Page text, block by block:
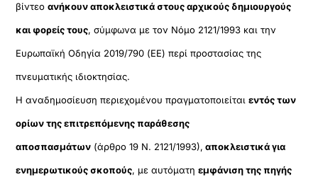
βίντεοανήκουν αποκλειστικά στους αρχικούς δημιουργούς
και φορείς τους, σύμφωνα με τον Νόμο 2121/1993 και την
Ευρωπαϊκή Οδηγία 2019/790 (ΕΕ) περί προστασίας της
πνευματικής ιδιοκτησίας.
Η αναδημοσίευση περιεχομένου πραγματοποιείταιεντός των
ορίων της επιτρεπόμενης παράθεσης
αποσπασμάτων (άρθρο 19 Ν. 2121/1993), αποκλειστικά για
ενημερωτικούς σκοπούς, με αυτόματηεμφάνιση της πηγής